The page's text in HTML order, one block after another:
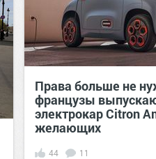
Права больше не
французы
электрокар Citron
желающих
44 11